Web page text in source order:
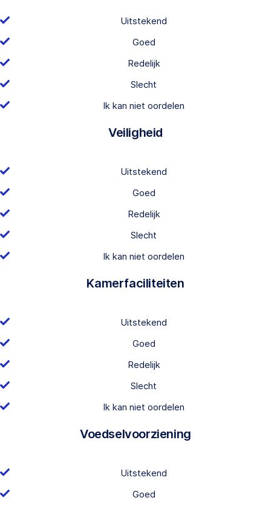
Uitstekend
Goed
Redelijk
Slecht
Ik kan niet oordelen
Veiligheid
Uitstekend
Goed
Redelijk
Slecht
Ik kan niet oordelen
Kamerfaciliteiten
Uitstekend
Goed
Redelijk
Slecht
Ik kan niet oordelen
Voedselvoorziening
Uitstekend
Goed